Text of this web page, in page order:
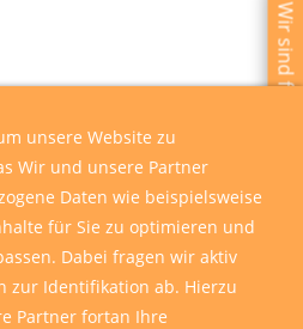
Wir sind für Sie da
unsere Website zu
Wir und unsere Partner
Daten wie beispielsweise
für Sie zu optimieren und
Dabei fragen wir aktiv
zur Identifikation ab. Hierzu
Partner fortan Ihre